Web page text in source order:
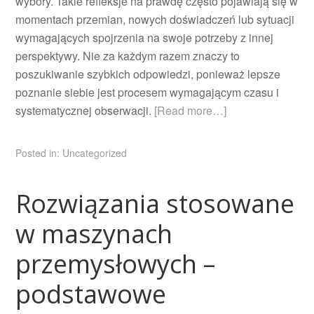
momentach przemian, nowych doświadczeń lub sytuacji
wymagających spojrzenia na swoje potrzeby z innej
perspektywy. Nie za każdym razem znaczy to
poszukiwanie szybkich odpowiedzi, ponieważ lepsze
poznanie siebie jest procesem wymagającym czasu i
systematycznej obserwacji. [Read more…]
Posted in: Uncategorized
Rozwiązania stosowane
w maszynach
przemysłowych –
podstawowe